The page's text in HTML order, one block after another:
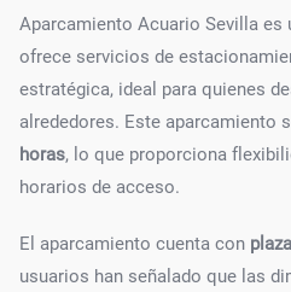
Aparcamiento Acuario Sevilla
ofrece servicios de
estratégica, ideal para quienes
alrededores. Este aparcamiento
horas, lo que proporciona
horarios de acceso.
El aparcamiento cuenta con
usuarios han señalado que las